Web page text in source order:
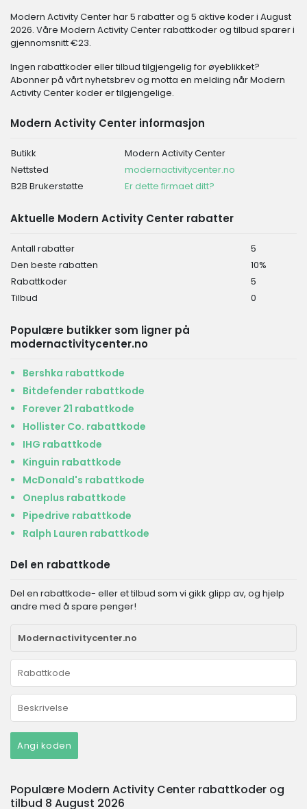
Modern Activity Center har 5 rabatter og 5 aktive koder i August
2026. Våre Modern Activity Center rabattkoder og tilbud sparer i
gjennomsnitt €23.
Ingen rabattkoder eller tilbud tilgjengelig for øyeblikket?
Abonner på vårt nyhetsbrev og motta en melding når Modern
Activity Center koder er tilgjengelige.
Modern Activity Center informasjon
Butikk
Modern Activity Center
Nettsted
modernactivitycenter.no
B2B Brukerstøtte
Er dette firmaet ditt?
Aktuelle Modern Activity Center rabatter
Antall rabatter
5
Den beste rabatten
10%
Rabattkoder
5
Tilbud
0
Populære butikker som ligner på
modernactivitycenter.no
Bershka rabattkode
Bitdefender rabattkode
Forever 21 rabattkode
Hollister Co. rabattkode
IHG rabattkode
Kinguin rabattkode
McDonald's rabattkode
Oneplus rabattkode
Pipedrive rabattkode
Ralph Lauren rabattkode
Del en rabattkode
Del en rabattkode- eller et tilbud som vi gikk glipp av, og hjelp
andre med å spare penger!
Angi koden
Populære Modern Activity Center rabattkoder og
tilbud 8 August 2026